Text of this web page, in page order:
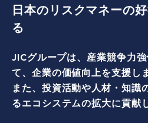
日本のリスクマネーの
る
JICグループは、産業競争力
て、企業の価値向上を支援し
また、投資活動や人材・知識
るエコシステムの拡大に貢献